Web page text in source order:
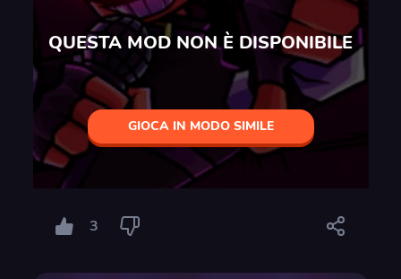
QUESTA MOD NON È DISPONIBILE
GIOCA IN MODO SIMILE
3